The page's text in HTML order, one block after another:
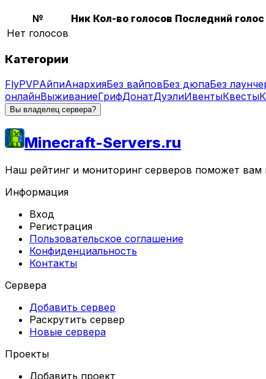
№ Ник Кол-во голосов Последний голос
Нет голосов
Категории
FlyPVPАйпиАнархияБез вайповБез дюпаБез
онлайнВыживаниеГрифДонатДуэлиИвентыКвесты
Вы владелец сервера?
Minecraft-Servers.ru
Наш рейтинг и мониторинг серверов поможет
Информация
Вход
Регистрация
Пользовательское соглашение
Конфиденциальность
Контакты
Сервера
Добавить сервер
Раскрутить сервер
Новые сервера
Проекты
Добавить проект